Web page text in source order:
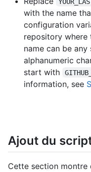
with the name
configuration
repository
name can be
alphanumeric
start with
GITHUB_
information, see
Ajout du
Cette section